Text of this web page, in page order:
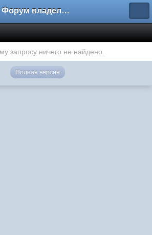
Форум владельцев интернет-магазинов
запросу ничего не найдено.
Полная версия